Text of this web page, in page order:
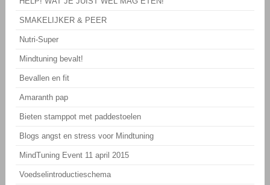
SMAKELIJKER & PEER
Nutri-Super
Mindtuning bevalt!
Bevallen en fit
Amaranth pap
Bieten stamppot met paddestoelen
Blogs angst en stress voor Mindtuning
MindTuning Event 11 april 2015
Voedselintroductieschema